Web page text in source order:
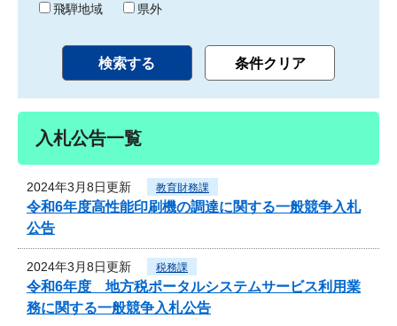
飛騨地域
県外
入札公告一覧
2024年3月8日更新 教育財務課
令和6年度高性能印刷機の調達に関する一般競争入札
公告
2024年3月8日更新 税務課
令和6年度 地方税ポータルシステムサービス利用業
務に関する一般競争入札公告